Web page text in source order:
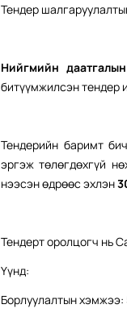
Тендер
Нийгмийн
битүүмжилсэн тендер
Тендерийн баримт
эргэж төлөгдөхгүй
нээсэн өдрөөс эхлэн
Тендерт оролцогч нь
Үүнд:
Борлуулалтын хэмжээ: